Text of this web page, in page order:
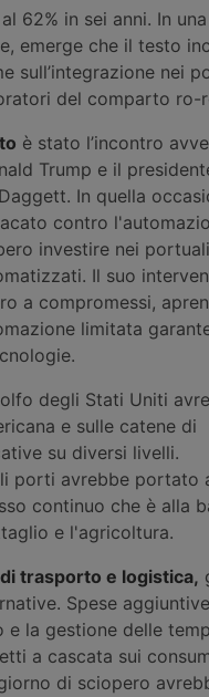
62% in sei anni. In una
emerge che il testo
sull’integrazione nei
del comparto ro-
è stato l’incontro
Trump e il
In quella
contro
investire nei portuali
Il suo
a compromessi,
limitata
degli Stati Uniti
e sulle catene di
su diversi livelli.
porti avrebbe portato
continuo che è alla
e l'agricoltura.
trasporto e logistica,
Spese
la gestione delle
a cascata sui
di sciopero